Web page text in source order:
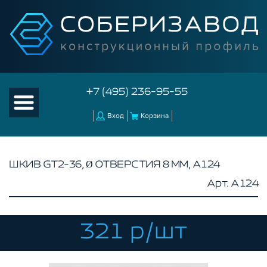
+7 (495) 236-95-55
Вход Корзина
КОМПЛЕКТУЮЩИЕ К ЧПУ
АКСЕССУАРЫ ДЛЯ V-ПАЗА
ШКИВ GT2-36, Ø ОТВЕРСТИЯ 8 ММ, A124
Арт. A124
321 р/шт